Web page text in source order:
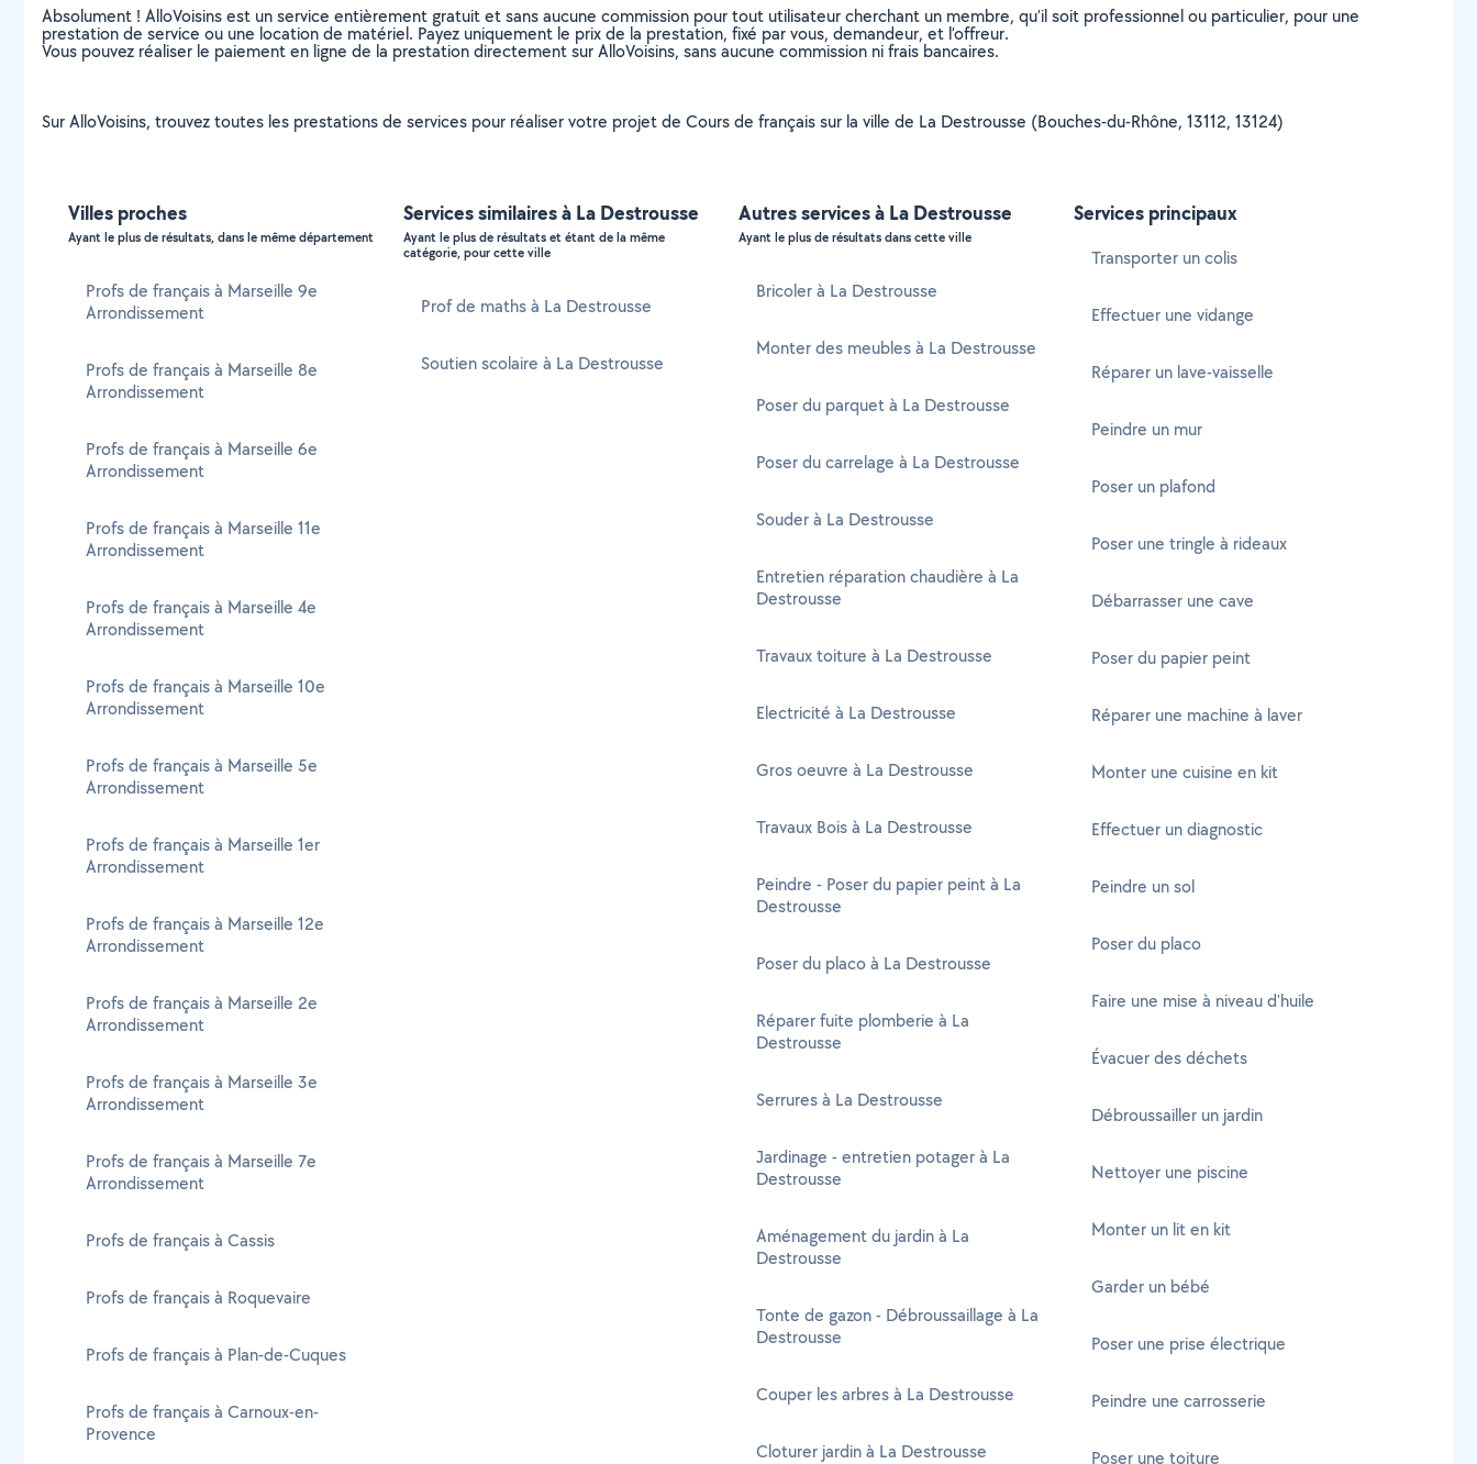
Absolument ! AlloVoisins est un service entièrement gratuit et sans aucune commission pour tout utilisateur cherchant un membre, qu’il soit professionnel ou particulier, pour une
prestation de service ou une location de matériel. Payez uniquement le prix de la prestation, fixé par vous, demandeur, et l’offreur.
Vous pouvez réaliser le paiement en ligne de la prestation directement sur AlloVoisins, sans aucune commission ni frais bancaires.
Sur AlloVoisins, trouvez toutes les prestations de services pour réaliser votre projet de Cours de français sur la ville de La Destrousse (Bouches-du-Rhône, 13112, 13124)
Villes proches
Ayant le plus de résultats, dans le même département
Profs de français à Marseille 9e
Arrondissement
Profs de français à Marseille 8e
Arrondissement
Profs de français à Marseille 6e
Arrondissement
Profs de français à Marseille 11e
Arrondissement
Profs de français à Marseille 4e
Arrondissement
Profs de français à Marseille 10e
Arrondissement
Profs de français à Marseille 5e
Arrondissement
Profs de français à Marseille 1er
Arrondissement
Profs de français à Marseille 12e
Arrondissement
Profs de français à Marseille 2e
Arrondissement
Profs de français à Marseille 3e
Arrondissement
Profs de français à Marseille 7e
Arrondissement
Profs de français à Cassis
Profs de français à Roquevaire
Profs de français à Plan-de-Cuques
Profs de français à Carnoux-en-
Provence
Services similaires à La Destrousse
Ayant le plus de résultats et étant de la même
catégorie, pour cette ville
Prof de maths à La Destrousse
Soutien scolaire à La Destrousse
Autres services à La Destrousse
Ayant le plus de résultats dans cette ville
Bricoler à La Destrousse
Monter des meubles à La Destrousse
Poser du parquet à La Destrousse
Poser du carrelage à La Destrousse
Souder à La Destrousse
Entretien réparation chaudière à La
Destrousse
Travaux toiture à La Destrousse
Electricité à La Destrousse
Gros oeuvre à La Destrousse
Travaux Bois à La Destrousse
Peindre - Poser du papier peint à La
Destrousse
Poser du placo à La Destrousse
Réparer fuite plomberie à La
Destrousse
Serrures à La Destrousse
Jardinage - entretien potager à La
Destrousse
Aménagement du jardin à La
Destrousse
Tonte de gazon - Débroussaillage à La
Destrousse
Couper les arbres à La Destrousse
Cloturer jardin à La Destrousse
Services principaux
Transporter un colis
Effectuer une vidange
Réparer un lave-vaisselle
Peindre un mur
Poser un plafond
Poser une tringle à rideaux
Débarrasser une cave
Poser du papier peint
Réparer une machine à laver
Monter une cuisine en kit
Effectuer un diagnostic
Peindre un sol
Poser du placo
Faire une mise à niveau d'huile
Évacuer des déchets
Débroussailler un jardin
Nettoyer une piscine
Monter un lit en kit
Garder un bébé
Poser une prise électrique
Peindre une carrosserie
Poser une toiture